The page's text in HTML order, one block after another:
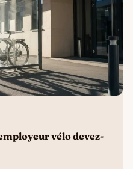
vélo devez-